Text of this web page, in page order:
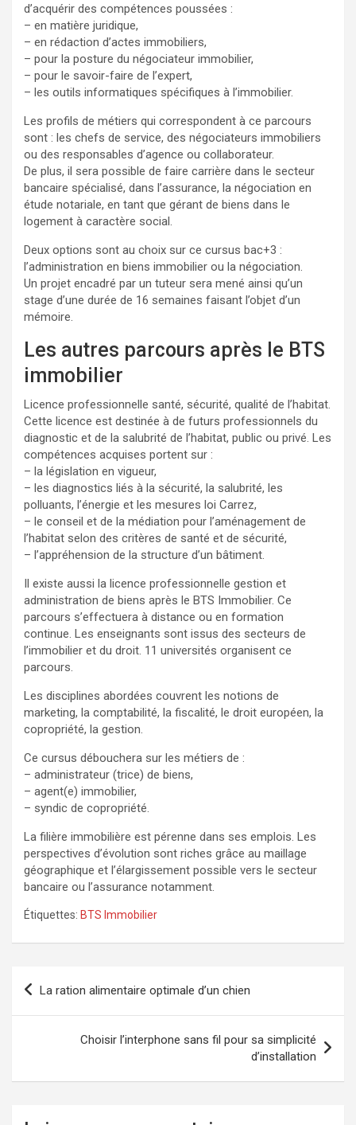
d’acquérir des compétences poussées :
– en matière juridique,
– en rédaction d’actes immobiliers,
– pour la posture du négociateur immobilier,
– pour le savoir-faire de l’expert,
– les outils informatiques spécifiques à l’immobilier.
Les profils de métiers qui correspondent à ce parcours
sont : les chefs de service, des négociateurs immobiliers
ou des responsables d’agence ou collaborateur.
De plus, il sera possible de faire carrière dans le secteur
bancaire spécialisé, dans l’assurance, la négociation en
étude notariale, en tant que gérant de biens dans le
logement à caractère social.
Deux options sont au choix sur ce cursus bac+3 :
l’administration en biens immobilier ou la négociation.
Un projet encadré par un tuteur sera mené ainsi qu’un
stage d’une durée de 16 semaines faisant l’objet d’un
mémoire.
Les autres parcours après le BTS
immobilier
Licence professionnelle santé, sécurité, qualité de l’habitat.
Cette licence est destinée à de futurs professionnels du
diagnostic et de la salubrité de l’habitat, public ou privé. Les
compétences acquises portent sur :
– la législation en vigueur,
– les diagnostics liés à la sécurité, la salubrité, les
polluants, l’énergie et les mesures loi Carrez,
– le conseil et de la médiation pour l’aménagement de
l’habitat selon des critères de santé et de sécurité,
– l’appréhension de la structure d’un bâtiment.
Il existe aussi la licence professionnelle gestion et
administration de biens après le BTS Immobilier. Ce
parcours s’effectuera à distance ou en formation
continue. Les enseignants sont issus des secteurs de
l’immobilier et du droit. 11 universités organisent ce
parcours.
Les disciplines abordées couvrent les notions de
marketing, la comptabilité, la fiscalité, le droit européen, la
copropriété, la gestion.
Ce cursus débouchera sur les métiers de :
– administrateur (trice) de biens,
– agent(e) immobilier,
– syndic de copropriété.
La filière immobilière est pérenne dans ses emplois. Les
perspectives d’évolution sont riches grâce au maillage
géographique et l’élargissement possible vers le secteur
bancaire ou l’assurance notamment.
Étiquettes: BTS Immobilier
Navigation
de
La ration alimentaire optimale d’un chien
Choisir l’interphone sans fil pour sa simplicité
d’installation